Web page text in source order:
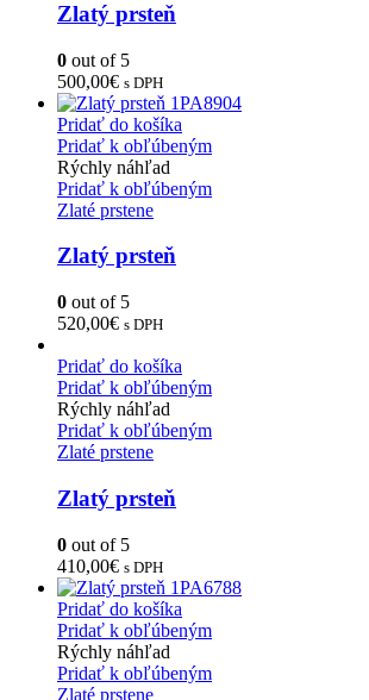
Zlatý prsteň
0 out of 5
500,00€ s DPH
Pridať do košíka
Pridať k obľúbeným
Rýchly náhľad
Pridať k obľúbeným
Zlaté prstene
Zlatý prsteň
0 out of 5
520,00€ s DPH
Pridať do košíka
Pridať k obľúbeným
Rýchly náhľad
Pridať k obľúbeným
Zlaté prstene
Zlatý prsteň
0 out of 5
410,00€ s DPH
Pridať do košíka
Pridať k obľúbeným
Rýchly náhľad
Pridať k obľúbeným
Zlaté prstene